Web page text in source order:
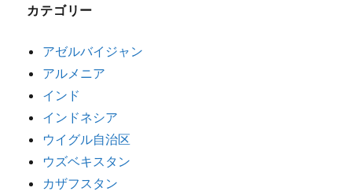
カテゴリー
アゼルバイジャン
アルメニア
インド
インドネシア
ウイグル自治区
ウズベキスタン
カザフスタン